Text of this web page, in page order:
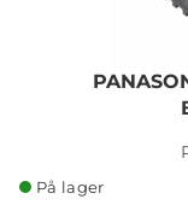
På lager